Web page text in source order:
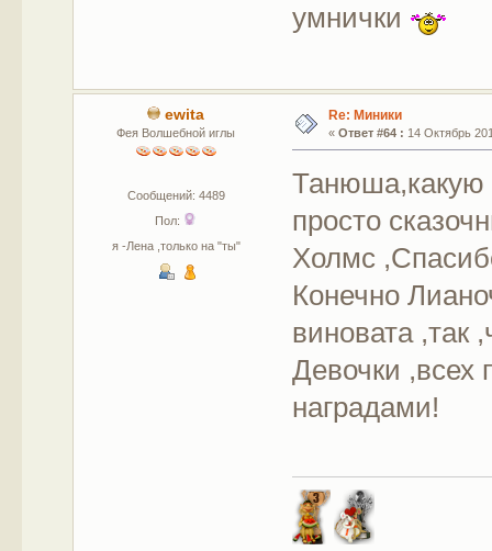
умнички
ewita
Фея Волшебной иглы
Сообщений: 4489
Пол:
я -Лена ,только на "ты"
Re: Миники
« Ответ #64 : 14 Октябрь
Танюша,какую
просто
Холмс
Конечно
виновата ,так
Девочки ,всех
наградами!